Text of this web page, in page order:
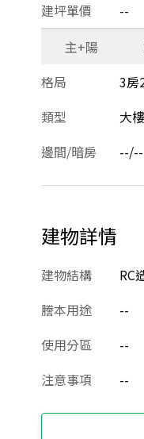
建坪單價 --
主+陽
格局
3房
類型
大樓
邊間/暗房
--/--
建物詳情
建物結構 RC
謄本用途
--
使用分區
--
注意事項
--